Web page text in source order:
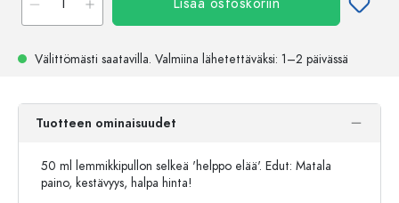
Välittömästi saatavilla. Valmiina lähetettäväksi: 1–2 päivässä
Tuotteen ominaisuudet
50 ml lemmikkipullon selkeä 'helppo elää'. Edut: Matala
paino, kestävyys, halpa hinta!